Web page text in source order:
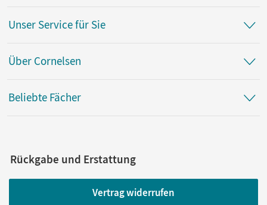
Unser Service für Sie
Über Cornelsen
Beliebte Fächer
Rückgabe und Erstattung
Vertrag widerrufen